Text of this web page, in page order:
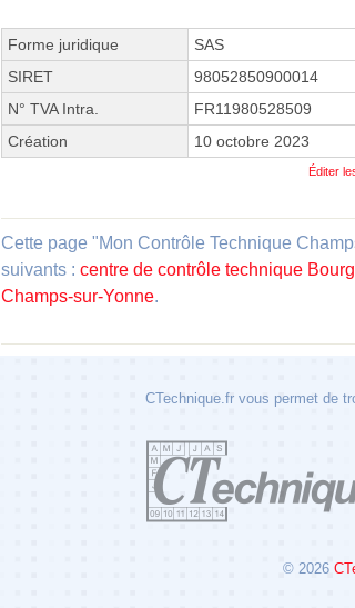
Forme juridique
SAS
SIRET
98052850900014
N° TVA Intra.
FR11980528509
Création
10 octobre 2023
Éditer
Cette page "Mon Contrôle Technique
suivants : centre de contrôle technique
Champs-sur-Yonne.
CTechnique.fr vous permet de
© 2026